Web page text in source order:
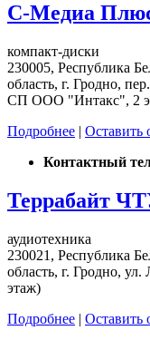
С-Медиа
компакт-диски
230005, Республика
область, г. Гродно,
СП ООО "Интакс", 2
Подробнее | Оставить
Контактный
Террабайт
аудиотехника
230021, Республика
область, г. Гродно,
этаж)
Подробнее | Оставить